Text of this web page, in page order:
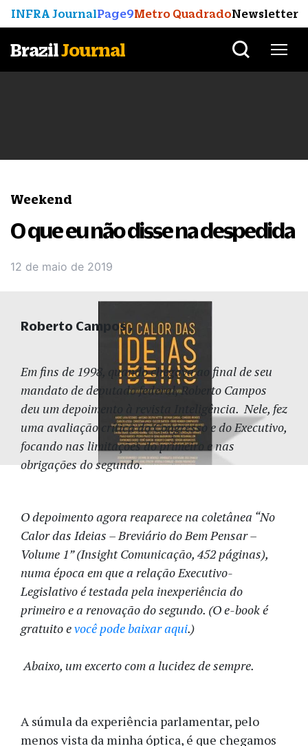
INFRA JournalPage9Metro QuadradoNewsletter
BrazilJournal
Weekend
O que eu não disse na despedida
12 de maio de 2019
Em fins de 1998, quando chegava ao final de seu
mandato de deputado federal, Roberto Campos
deu um depoimento à revista Inteligência. Nele, fez
uma avaliação crítica do Congresso e do Executivo,
focando nas limitações do primeiro e nas
obrigações do segundo.
O depoimento agora reaparece na coletânea “No
Calor das Ideias – Breviário do Bem Pensar –
Volume 1” (Insight Comunicação, 452 páginas),
numa época em que a relação Executivo-
Legislativo é testada pela inexperiência do
primeiro e a renovação do segundo. (O e-book é
gratuito evocê pode baixar aqui.)
Abaixo, um excerto com a lucidez de sempre.
A súmula da experiência parlamentar, pelo
menos vista da minha óptica, é que chegamos
Roberto Campos